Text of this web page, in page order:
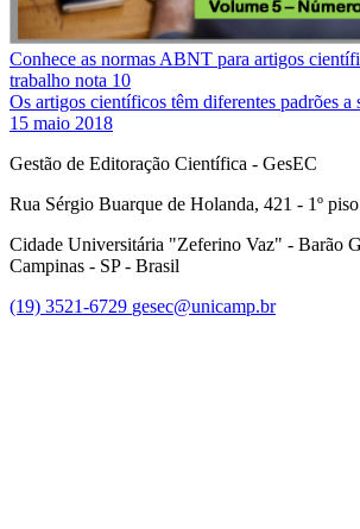
Conhece as normas ABNT para artigos
trabalho nota 10
Os artigos científicos têm diferentes padrões
15 maio 2018
Gestão de Editoração Científica - GesEC
Rua Sérgio Buarque de Holanda, 421 - 1º piso
Cidade Universitária "Zeferino Vaz" - Barão
Campinas - SP - Brasil
(19) 3521-6729 gesec@unicamp.br